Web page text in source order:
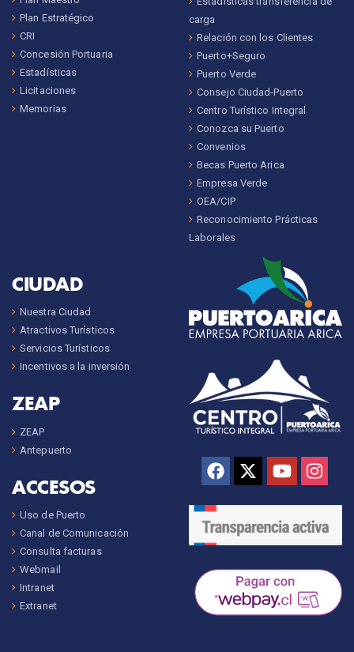
Plan Estratégico
CRI
Concesión Portuaria
Estadísticas
Licitaciones
Memorias
carga
Relación con los Clientes
Puerto+Seguro
Puerto Verde
Consejo Ciudad-Puerto
Centro Turístico Integral
Conozca su Puerto
Convenios
Becas Puerto Arica
Empresa Verde
OEA/CIP
Reconocimiento Prácticas
Laborales
CIUDAD
Nuestra Ciudad
Atractivos Turísticos
Servicios Turísticos
Incentivos a la inversión
ZEAP
ZEAP
Antepuerto
ACCESOS
Uso de Puerto
Canal de Comunicación
Consulta facturas
Webmail
Intranet
Extranet